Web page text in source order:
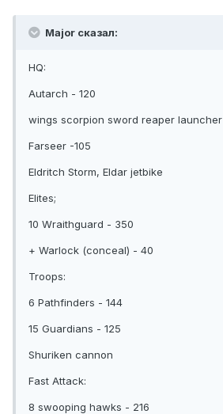
Major сказал:
HQ:
Autarch - 120
wings scorpion sword reaper launcher
Farseer -105
Eldritch Storm, Eldar jetbike
Elites;
10 Wraithguard - 350
+ Warlock (conceal) - 40
Troops:
6 Pathfinders - 144
15 Guardians - 125
Shuriken cannon
Fast Attack:
8 swooping hawks - 216